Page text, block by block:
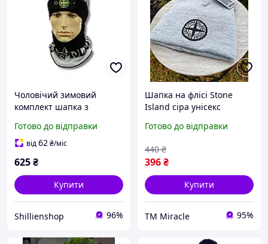
Чоловічий зимовий
комплект шапка з
Айленд / Stone Island
Готово до відправки
від62₴/міс
625₴
Купити
Shillienshop 96%
Шапка на флісі Stone
Island сіра унісекс
Готово до відправки
396₴
440 ₴
Купити
ТМ Miracle 95%